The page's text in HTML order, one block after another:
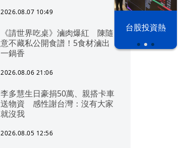
漢光42演習 台股投資熱
2026.08.07 10:49
《請世界吃桌》滷肉爆紅 陳隨
意不藏私公開食譜！5食材滷出
一鍋香
2026.08.06 21:06
李多慧生日豪捐50萬、親搭卡車
送物資 感性謝台灣：沒有大家
就沒我
2026.08.05 12:56